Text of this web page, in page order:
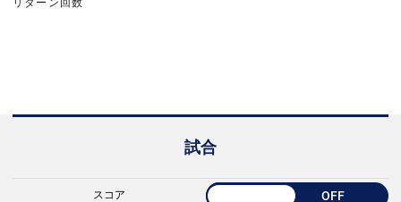
リターン回数
試合
スコア OFF